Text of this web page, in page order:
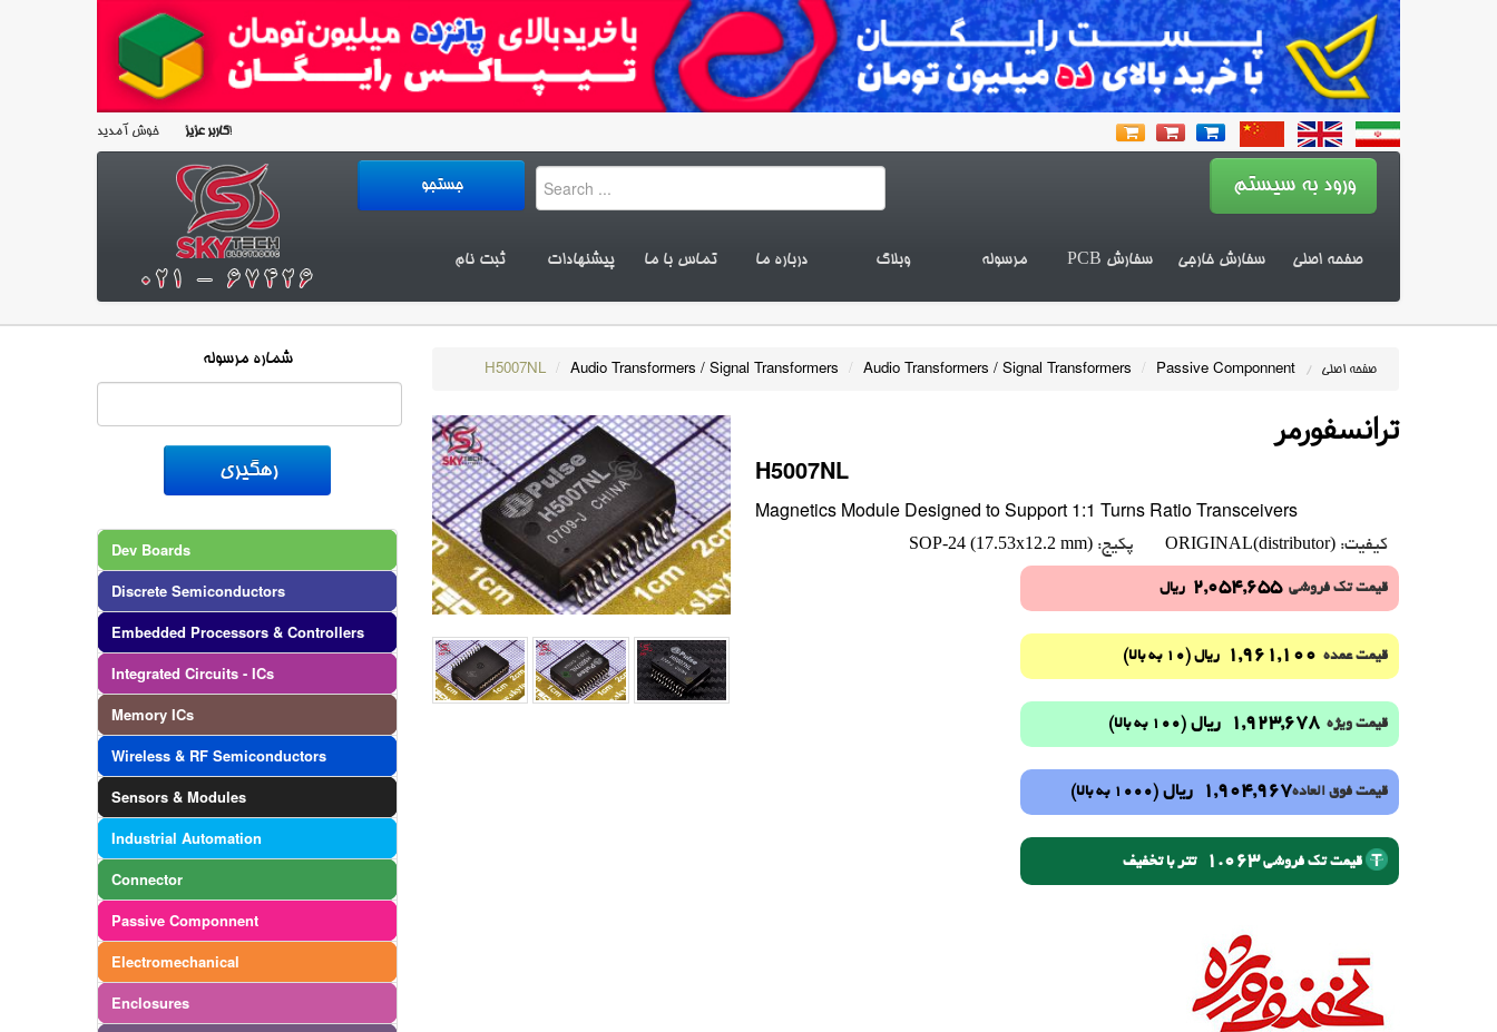
کاربر عزیزخوش آمدید!
صفحه اصلی سفارش خارجی سفارش PCB مرسوله وبلاگ درباره ما تماس با ما پیشنهادات ثبت نام
شماره مرسوله
Dev Boards
Discrete Semiconductors
Embedded Processors & Controllers
Integrated Circuits - ICs
Memory ICs
Wireless & RF Semiconductors
Sensors & Modules
Industrial Automation
Connector
Passive Componnent
Electromechanical
Enclosures
صفحه اصلی /
Passive Componnent
/
Audio Transformers / Signal Transformers
/
Audio Transformers / Signal Transformers
/
H5007NL
ترانسفورمر
H5007NL
Magnetics Module Designed to Support 1:1 Turns Ratio Transceivers
کیفیت: ORIGINAL(distributor) پکیج: SOP-24 (17.53x12.2 mm)
قیمت تک فروشی2,054,655 ریال
قیمت عمده 1,961,100 ریال (10 به بالا)
قیمت ویژه 1,923,678 ریال (100 به بالا)
قیمت فوق العاده1,904,967 ریال (1000 به بالا)
قیمت تک فروشی1.063 تتر با تخفیف